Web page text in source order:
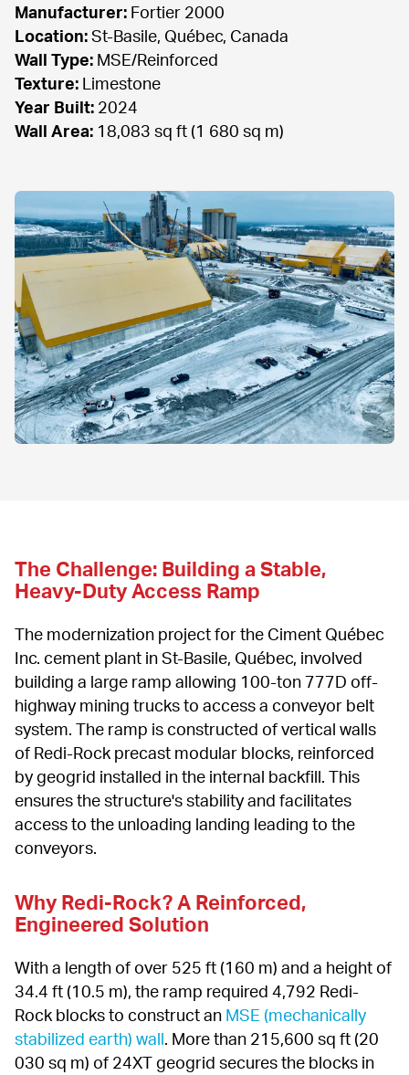
Manufacturer:
Location:
Wall Type:
Texture:
Year Built:
Wall Area: 18,083 sq ft (1 680 sq m)
The Challenge: Building a Stable,
Heavy-Duty Access Ramp
The modernization project for the Ciment Québec
Inc. cement plant in St-Basile, Québec, involved
building a large ramp allowing 100-ton 777D off-
highway mining trucks to access a conveyor belt
system. The ramp is constructed of vertical walls
of Redi-Rock precast modular blocks, reinforced
by geogrid installed in the internal backfill. This
ensures the structure's stability and facilitates
access to the unloading landing leading to the
conveyors.
Why Redi-Rock? A Reinforced,
Engineered Solution
With a length of over 525 ft (160 m) and a height of
34.4 ft (10.5 m), the ramp required 4,792 Redi-
Rock blocks to construct an MSE (mechanically
stabilized earth) wall. More than 215,600 sq ft (20
030 sq m) of 24XT geogrid secures the blocks in